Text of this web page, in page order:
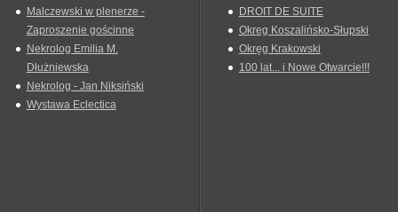
Malczewski w plenerze -
Zaproszenie gościnne
Nekrolog Emilia M.
Dłużniewska
Nekrolog - Jan Niksiński
Wystawa Eclectica
DROIT DE SUITE
Okreg Koszalińsko-Słupski
Okręg Krakowski
100 lat... i Nowe Otwarcie!!!